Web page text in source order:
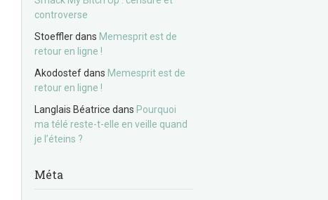
controverse
Stoefflerdans Memesprit est de
retour en ligne !
Akodostefdans Memesprit est de
retour en ligne !
Langlais Béatrice dans Pourquoi
ma télé reste-t-elle en veille quand
je l’éteins ?
Méta